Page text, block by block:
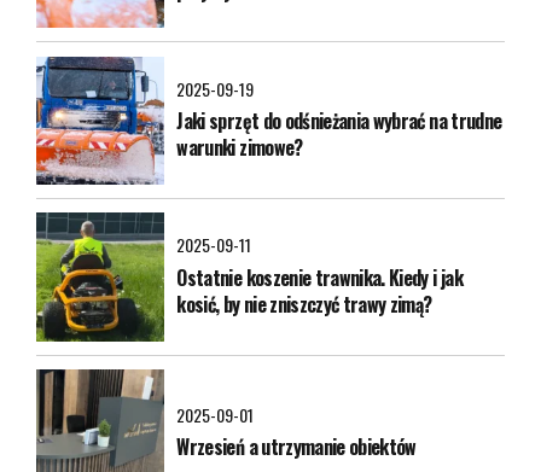
2025-09-19
Jaki sprzęt do odśnieżania wybrać na trudne
warunki zimowe?
2025-09-11
Ostatnie koszenie trawnika. Kiedy i jak
kosić, by nie zniszczyć trawy zimą?
2025-09-01
Wrzesień a utrzymanie obiektów